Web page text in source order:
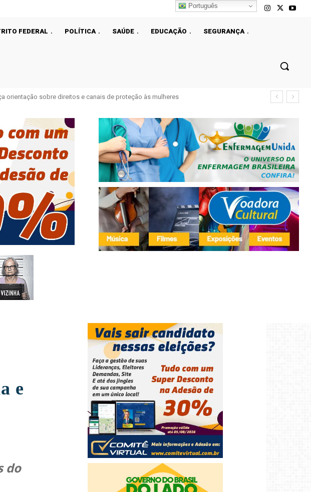
FEDERAL POLÍTICA SAÚDE EDUCAÇÃO
SEGURANÇA
Vianna comemoram recuperaçao fiscal do DF
e
do
Português